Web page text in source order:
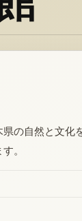
の自然と文化
。